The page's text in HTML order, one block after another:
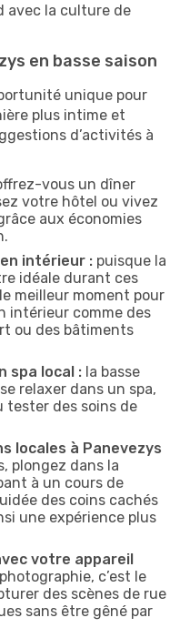
avec la culture de
en basse saison
unique pour
plus intime et
d’activités à
vous un dîner
votre hôtel ou vivez
aux économies
intérieur : puisque la
idéale durant ces
meilleur moment pour
intérieur comme des
ou des bâtiments
spa local : la basse
relaxer dans un spa,
tester des soins de
locales à Panevezys
plongez dans la
à un cours de
des coins cachés
une expérience plus
votre appareil
c’est le
des scènes de rue
sans être gêné par